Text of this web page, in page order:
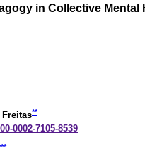
in Collective Mental
**
0002-7105-8539